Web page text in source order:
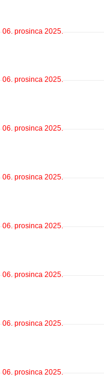
06. prosinca 2025.
06. prosinca 2025.
06. prosinca 2025.
06. prosinca 2025.
06. prosinca 2025.
06. prosinca 2025.
06. prosinca 2025.
06. prosinca 2025.